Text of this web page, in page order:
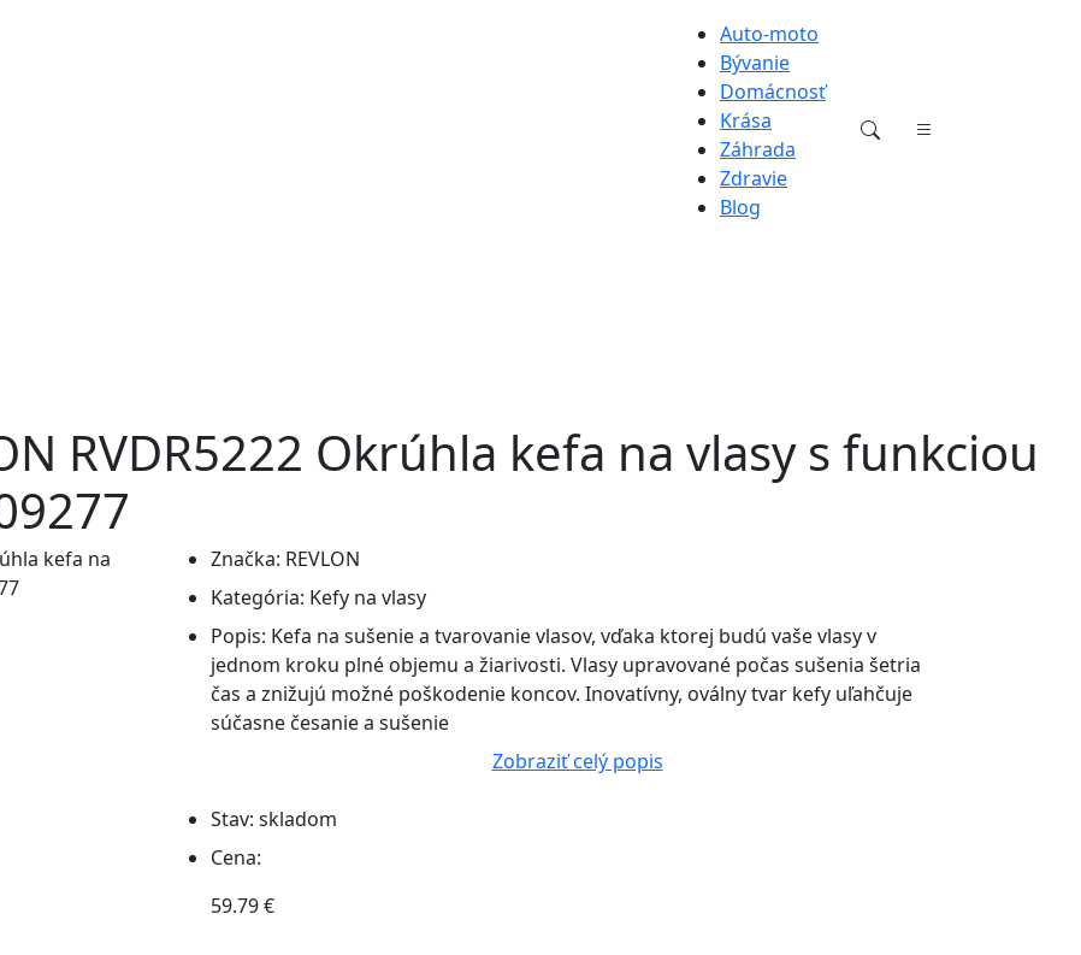
Auto-moto
Bývanie
Domácnosť
Krása
Záhrada
Zdravie
Blog
RVDR5222 Okrúhla kefa na vlasy s funkciou
Značka: REVLON
Kategória: Kefy na vlasy
Popis: Kefa na sušenie a tvarovanie vlasov, vďaka ktorej budú vaše vlasy v
jednom kroku plné objemu a žiarivosti. Vlasy upravované počas sušenia šetria
čas a znižujú možné poškodenie koncov. Inovatívny, oválny tvar kefy uľahčuje
súčasne česanie a sušenie
Zobraziť celý popis
Stav: skladom
Cena:
59.79 €